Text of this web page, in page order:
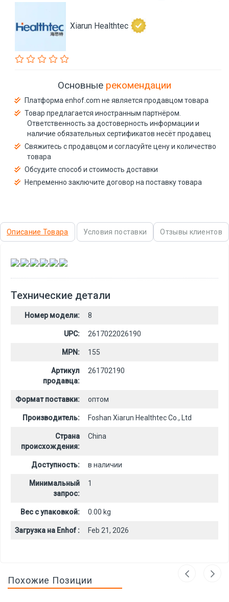
Xiarun Healthtec
Основные рекомендации
Платформа enhof.com не является продавцом товара
Товар предлагается иностранным партнёром.
Ответственность за достоверность информации и
наличие обязательных сертификатов несёт продавец
Свяжитесь с продавцом и согласуйте цену и количество
товара
Обсудите способ и стоимость доставки
Непременно заключите договор на поставку товара
Описание Товара Условия поставки Отзывы клиентов
, , , , ,
Технические детали
Номер модели: 8
UPC: 2617022026190
MPN: 155
Артикул
продавца:
261702190
Формат поставки: оптом
Производитель: Foshan Xiarun Healthtec Co., Ltd
Страна
происхождения:
China
Доступность: в наличии
Минимальный
запрос:
1
Вес с упаковкой: 0.00 kg
Загрузка на Enhof : Feb 21, 2026
Похожие Позиции